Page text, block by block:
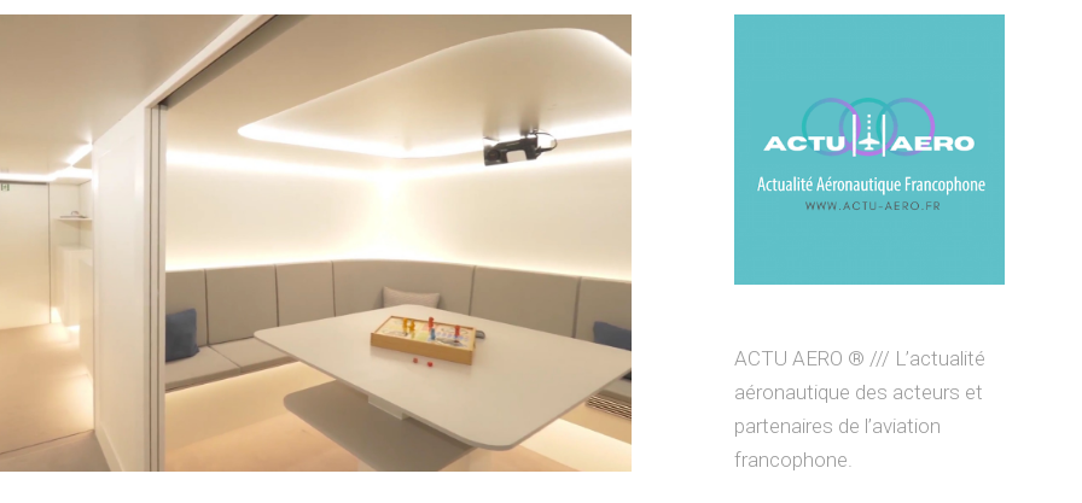
ACTU AERO ® /// L’actualité
aéronautique des acteurs et
partenaires de l’aviation
francophone.